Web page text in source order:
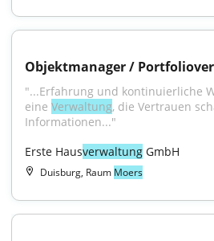
Objektmanager /
"...Erfahrung und kontinuierliche
eine Verwaltung, die Vertrauen
Informationen..."
Erste Hausverwaltung GmbH
Duisburg, Raum Moers